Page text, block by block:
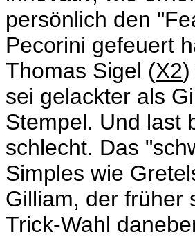
persönlich den
Pecorini gefeuert
Thomas Sigel (X2)
sei gelackter als
Stempel. Und last
schlecht. Das
Simples wie
Gilliam, der früher
Trick-Wahl